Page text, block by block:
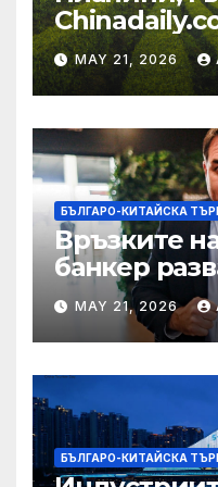
MAY 21, 2026
БЪЛГАРО-КИТАЙСКА
Връзките
банкер
надеждите
Болсонаро
Бразилия
MAY 21, 2026
БЪЛГАРО-КИТАЙСКА